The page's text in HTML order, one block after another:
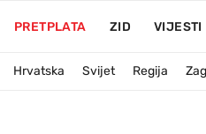
PRETPLATA ZID VIJESTI
Hrvatska Svijet Regija